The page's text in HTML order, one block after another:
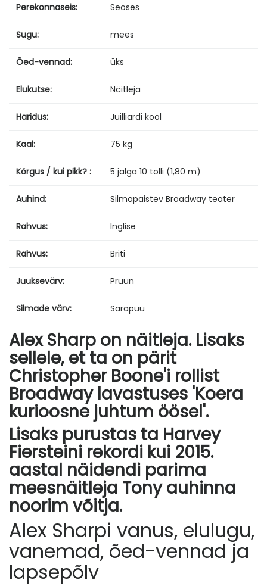
Perekonnaseis: Seoses
Sugu: mees
Õed-vennad: üks
Elukutse: Näitleja
Haridus: Juilliardi kool
Kaal: 75 kg
Kõrgus / kui pikk? : 5 jalga 10 tolli (1,80 m)
Auhind: Silmapaistev Broadway teater
Rahvus: Inglise
Rahvus: Briti
Juuksevärv: Pruun
Silmade värv: Sarapuu
Alex Sharp on näitleja. Lisaks
sellele, et ta on pärit
Christopher Boone'i rollist
Broadway lavastuses 'Koera
kurioosne juhtum öösel'.
Lisaks purustas ta Harvey
Fiersteini rekordi kui 2015.
aastal näidendi parima
meesnäitleja Tony auhinna
noorim võitja.
Alex Sharpi vanus, elulugu,
vanemad, õed-vennad ja
lapsepõlv